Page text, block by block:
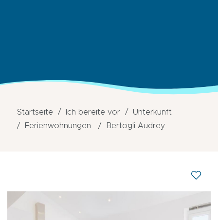
Startseite Ich bereite vor
Unterkunft
Ferienwohnungen
Bertogli Audrey